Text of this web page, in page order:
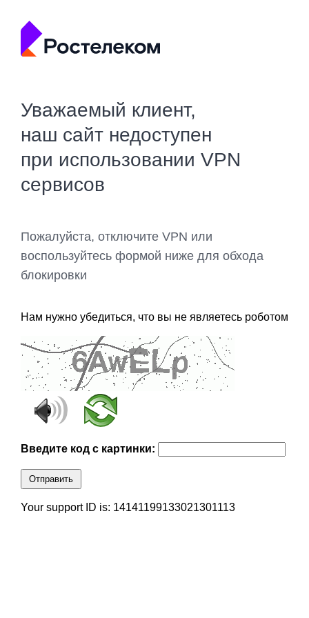
Уважаемый клиент,
наш сайт недоступен
при использовании VPN
сервисов
Пожалуйста, отключите VPN или
воспользуйтесь формой ниже для обхода
блокировки
Нам нужно убедиться, что вы не являетесь роботом
Введите код с картинки:
Отправить
Your support ID is: 14141199133021301113